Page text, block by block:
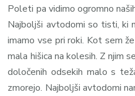
Poleti pa vidimo ogromno
Najboljši avtodomi so tisti, ki
imamo vse pri roki. Kot sem
mala hišica na kolesih. Z njim
določenih odsekih malo s
zmorejo. Najboljši avtodomi